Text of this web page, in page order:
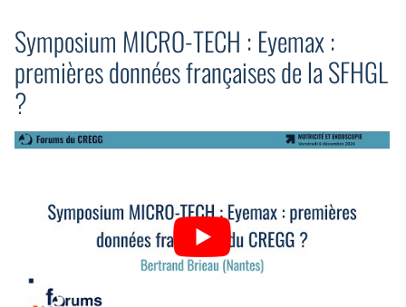
Symposium MICRO-TECH : Eyemax :
premières données françaises de la SFHGL
?